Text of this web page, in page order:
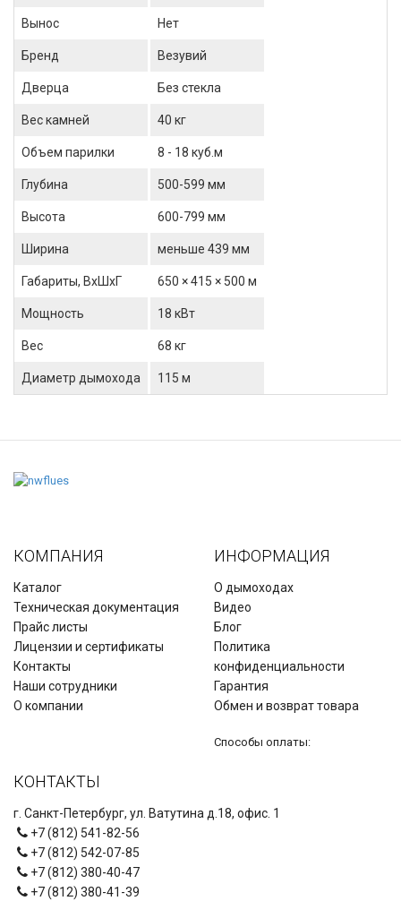
Вынос Нет
Бренд Везувий
Дверца Без стекла
Вес камней 40 кг
Объем парилки 8 - 18 куб.м
Глубина 500-599 мм
Высота 600-799 мм
Ширина меньше 439 мм
Габариты, ВхШхГ 650 × 415 × 500 м
Мощность 18 кВт
Вес 68 кг
Диаметр дымохода 115 м
КОМПАНИЯ
Каталог
Техническая документация
Прайс листы
Лицензии и сертификаты
Контакты
Наши сотрудники
О компании
ИНФОРМАЦИЯ
О дымоходах
Видео
Блог
Политика
конфиденциальности
Гарантия
Обмен и возврат товара
Способы оплаты:
КОНТАКТЫ
г. Санкт-Петербург, ул. Ватутина д.18, офис. 1
+7 (812) 541-82-56
+7 (812) 542-07-85
+7 (812) 380-40-47
+7 (812) 380-41-39